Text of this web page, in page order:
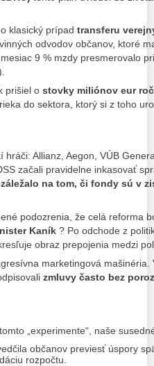
klasický prípad transferu
odvodov občanov, ktoré
9 % mzdy presmerovalo
prišiel o stovky miliónov eur
do sektora, ktorý si z toho
Allianz, Aegon, VÚB
začali pravidelne inkasovať
na tom, či fondy sú v
podozrenia, že celá reforma
Kaník ? Po odchode z
obraz prepojenia medzi
marketingová
zmluvy často bez
„experimente“, naše
občanov previesť úspory
rozpočtu.